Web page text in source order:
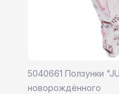
5040661 Ползунки
новорождённого